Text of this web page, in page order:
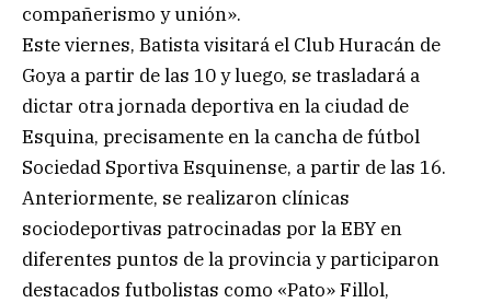
compañerismo y unión».
Este viernes, Batista visitará el Club Huracán de
Goya a partir de las 10 y luego, se trasladará a
dictar otra jornada deportiva en la ciudad de
Esquina, precisamente en la cancha de fútbol
Sociedad Sportiva Esquinense, a partir de las 16.
Anteriormente, se realizaron clínicas
sociodeportivas patrocinadas por la EBY en
diferentes puntos de la provincia y participaron
destacados futbolistas como «Pato» Fillol,